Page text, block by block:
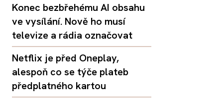
Konec bezbřehému AI obsahu
ve vysílání. Nově ho musí
televize a rádia označovat
Netflix je před Oneplay,
alespoň co se týče plateb
předplatného kartou